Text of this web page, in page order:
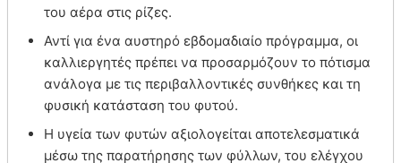
του αέρα στις ρίζες.
Αντί για ένα αυστηρό εβδομαδιαίο πρόγραμμα, οι
καλλιεργητές πρέπει να προσαρμόζουν το πότισμα
ανάλογα με τις περιβαλλοντικές συνθήκες και τη
φυσική κατάσταση του φυτού.
Η υγεία των φυτών αξιολογείται αποτελεσματικά
μέσω της παρατήρησης των φύλλων, του ελέγχου